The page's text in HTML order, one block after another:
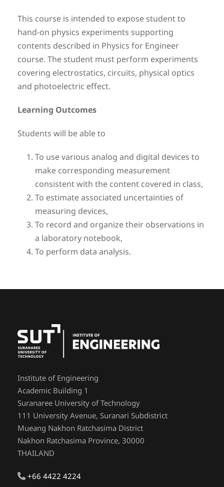
This course is intended to expose student to
hand-on physics experiments supporting
contents described in Physics for Engineer
course. The student must perform experiments
covering electrostatics, circuits, physical optics
and photoelectric effect.
Learning Outcomes
Students will be able to
To use various analog and digital devices to
make corresponding measurement
consistent with the content covered in class,
To estimate associated uncertainties of
measuring devices,
To record and organize their observations in
a laboratory notebook,
To perform data analysis.
Institute of Engineering
Academic Building 1
Suranaree University of Technology
111 University Avenue, Suranari Subdistrict
Mueang Nakhon Ratchasima District
Nakhon Ratchasima Province, 30000
THAILAND
+66 4422 4224